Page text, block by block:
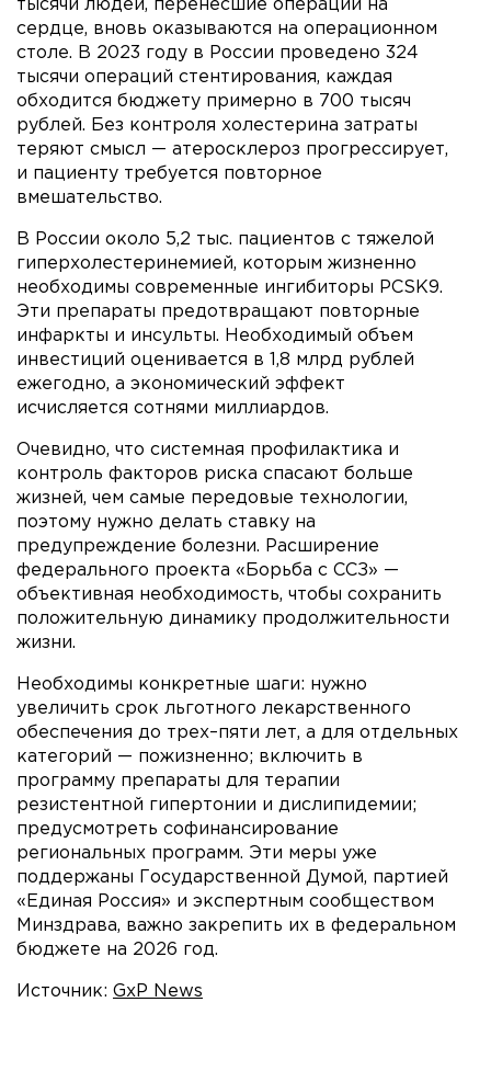
тысячи людей, перенесшие операции на
сердце, вновь оказываются на операционном
столе. В 2023 году в России проведено 324
тысячи операций стентирования, каждая
обходится бюджету примерно в 700 тысяч
рублей. Без контроля холестерина затраты
теряют смысл — атеросклероз прогрессирует,
и пациенту требуется повторное
вмешательство.
В России около 5,2 тыс. пациентов с тяжелой
гиперхолестеринемией, которым жизненно
необходимы современные ингибиторы PCSK9.
Эти препараты предотвращают повторные
инфаркты и инсульты. Необходимый объем
инвестиций оценивается в 1,8 млрд рублей
ежегодно, а экономический эффект
исчисляется сотнями миллиардов.
Очевидно, что системная профилактика и
контроль факторов риска спасают больше
жизней, чем самые передовые технологии,
поэтому нужно делать ставку на
предупреждение болезни. Расширение
федерального проекта «Борьба с ССЗ» —
объективная необходимость, чтобы сохранить
положительную динамику продолжительности
жизни.
Необходимы конкретные шаги: нужно
увеличить срок льготного лекарственного
обеспечения до трех–пяти лет, а для отдельных
категорий — пожизненно; включить в
программу препараты для терапии
резистентной гипертонии и дислипидемии;
предусмотреть софинансирование
региональных программ. Эти меры уже
поддержаны Государственной Думой, партией
«Единая Россия» и экспертным сообществом
Минздрава, важно закрепить их в федеральном
бюджете на 2026 год.
Источник: GxP News